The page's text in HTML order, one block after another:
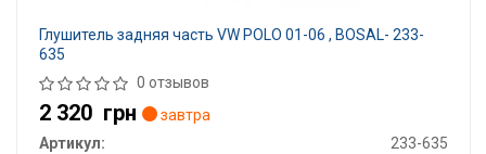
Глушитель задняя часть VW POLO 01-06 , BOSAL- 233-
635
0 отзывов
2 320 грн
завтра
Артикул:
233-635